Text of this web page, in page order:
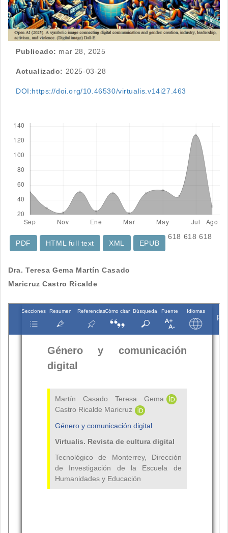
Publicado: mar 28, 2025
Actualizado: 2025-03-28
DOI:https://doi.org/10.46530/virtualis.v14i27.463
618
PDF
618
HTML full text
XML
618
EPUB
Contenido
principal
del
artículo
Dra. Teresa Gema Martín Casado
Maricruz Castro Ricalde